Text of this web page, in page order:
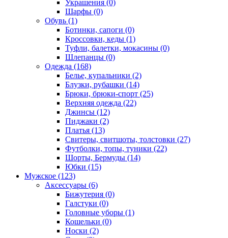
Украшения (0)
Шарфы (0)
Обувь (1)
Ботинки, сапоги (0)
Кроссовки, кеды (1)
Туфли, балетки, мокасины (0)
Шлепанцы (0)
Одежда (168)
Белье, купальники (2)
Блузки, рубашки (14)
Брюки, брюки-спорт (25)
Верхняя одежда (22)
Джинсы (12)
Пиджаки (2)
Платья (13)
Свитеры, свитшоты, толстовки (27)
Футболки, топы, туники (22)
Шорты, Бермуды (14)
Юбки (15)
Мужское (123)
Аксессуары (6)
Бижутерия (0)
Галстуки (0)
Головные уборы (1)
Кошельки (0)
Носки (2)